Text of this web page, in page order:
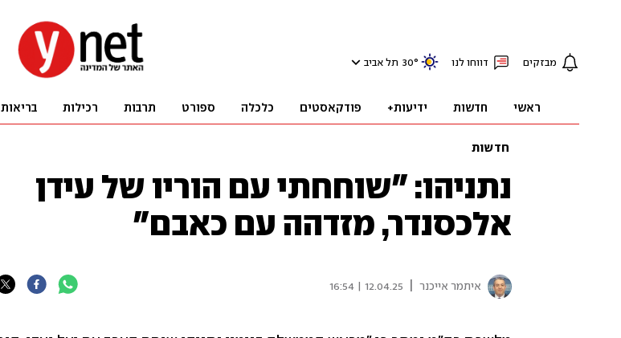
מבזקים דווחו לנו 30° תל אביב
ראשי חדשות ידיעות+ פודקאסטים כלכלה ספורט תרבות רכילות בריאות
חדשות
נתניהו: "שוחחתי עם הוריו של עידן
אלכסנדר, מזדהה עם כאבם"
איתמר אייכנר 12.04.25 | 16:54